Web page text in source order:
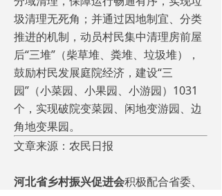
圾清理无死角；并通过因地制宜、分类
推进的机制，动员村民集中清理房前屋
后“三堆”（柴草堆、粪堆、垃圾堆），
鼓励村民发展庭院经济，建设“三
园”（小菜园、小果园、小游园）1031
个，实现破院变菜园、闲地变游园、边
角地变果园。
文章来源：农民日报
河北省乡村振兴促进会积极配合省委、